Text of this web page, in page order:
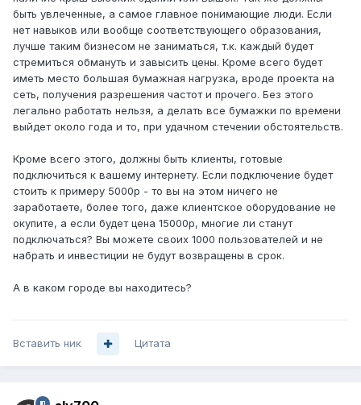
быть увлеченные, а самое главное понимающие люди. Если
нет навыков или вообще соответствующего образования,
лучше таким бизнесом не заниматься, т.к. каждый будет
стремиться обмануть и завысить цены. Кроме всего будет
иметь место большая бумажная нагрузка, вроде проекта на
сеть, получения разрешения частот и прочего. Без этого
легально работать нельзя, а делать все бумажки по времени
выйдет около года и то, при удачном стечении обстоятельств.
Кроме всего этого, должны быть клиенты, готовые
подключиться к вашему интернету. Если подключение будет
стоить к примеру 5000р - то вы на этом ничего не
заработаете, более того, даже клиентское оборудование не
окупите, а если будет цена 15000р, многие ли станут
подключаться? Вы можете своих 1000 пользователей и не
набрать и инвестиции не будут возвращены в срок.
А в каком городе вы находитесь?
Вставить ник Цитата